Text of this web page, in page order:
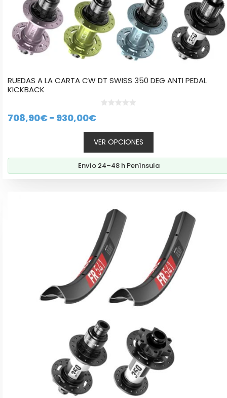
RUEDAS A LA CARTA CW DT SWISS 350 DEG ANTI PEDAL
KICKBACK
708,90€- 930,00€Rango
de
precios:
desde
708,90€
VER OPCIONES
producto
Envío 24–48 h Península